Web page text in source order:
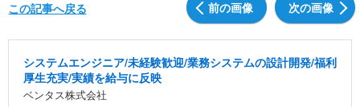
前の画像 次の画像
この記事へ戻る
システムエンジニア/未経験歓迎/業務システムの設計開発/福利
厚生充実/実績を給与に反映
ベンタス株式会社